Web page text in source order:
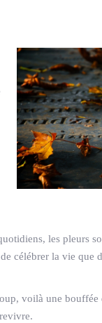
les pleurs
célébrer la vie que
voilà une